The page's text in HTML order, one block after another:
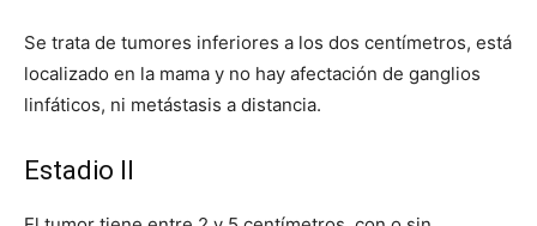
Se trata de tumores inferiores a los dos centímetros, está
localizado en la mama y no hay afectación de ganglios
linfáticos, ni metástasis a distancia.
Estadio II